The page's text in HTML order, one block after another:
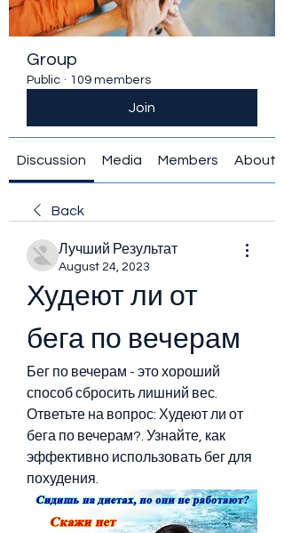
Group
Public · 109 members
Join
Discussion Media Members About
Back
Лучший Результат
August 24, 2023
Худеют ли от
бега по вечерам
Бег по вечерам - это хороший
способ сбросить лишний вес.
Ответьте на вопрос: Худеют ли от
бега по вечерам?. Узнайте, как
эффективно использовать бег для
похудения.